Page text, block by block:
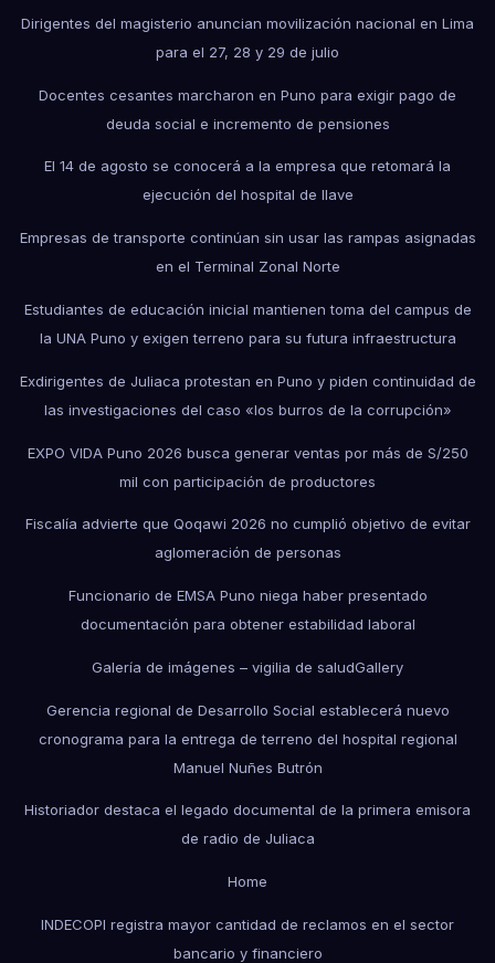
Dirigentes del magisterio anuncian movilización nacional en Lima
para el 27, 28 y 29 de julio
Docentes cesantes marcharon en Puno para exigir pago de
deuda social e incremento de pensiones
El 14 de agosto se conocerá a la empresa que retomará la
ejecución del hospital de Ilave
Empresas de transporte continúan sin usar las rampas asignadas
en el Terminal Zonal Norte
Estudiantes de educación inicial mantienen toma del campus de
la UNA Puno y exigen terreno para su futura infraestructura
Exdirigentes de Juliaca protestan en Puno y piden continuidad de
las investigaciones del caso «los burros de la corrupción»
EXPO VIDA Puno 2026 busca generar ventas por más de S/250
mil con participación de productores
Fiscalía advierte que Qoqawi 2026 no cumplió objetivo de evitar
aglomeración de personas
Funcionario de EMSA Puno niega haber presentado
documentación para obtener estabilidad laboral
Galería de imágenes – vigilia de saludGallery
Gerencia regional de Desarrollo Social establecerá nuevo
cronograma para la entrega de terreno del hospital regional
Manuel Nuñes Butrón
Historiador destaca el legado documental de la primera emisora
de radio de Juliaca
Home
INDECOPI registra mayor cantidad de reclamos en el sector
bancario y financiero